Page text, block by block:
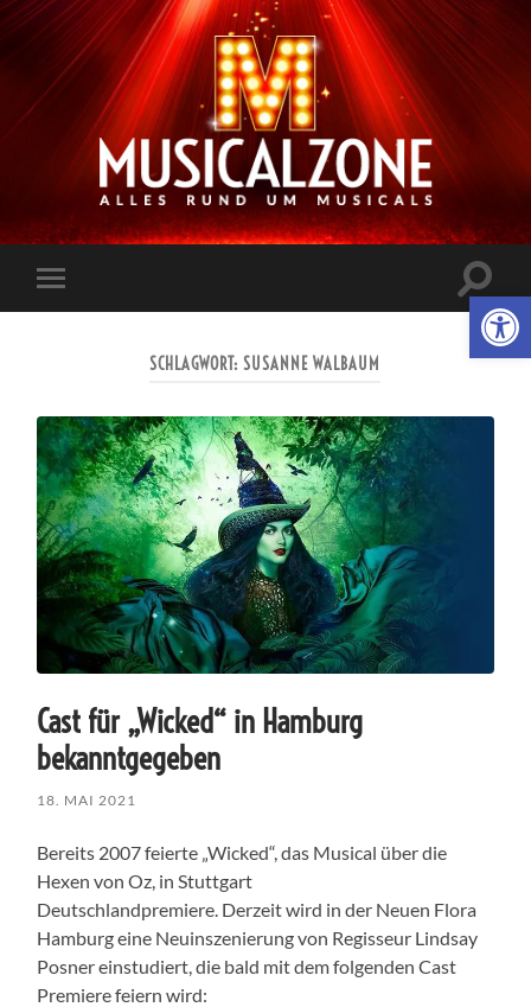
Musicalzone.de
Mobile-
Menü
ein-/
SCHLAGWORT: SUSANNE WALBAUM
Cast für „Wicked“ in Hamburg
bekanntgegeben
18. MAI 2021
Bereits 2007 feierte „Wicked“, das Musical über die
Hexen von Oz, in Stuttgart
Deutschlandpremiere. Derzeit wird in der Neuen Flora
Hamburg eine Neuinszenierung von Regisseur Lindsay
Posner einstudiert, die bald mit dem folgenden Cast
Premiere feiern wird: